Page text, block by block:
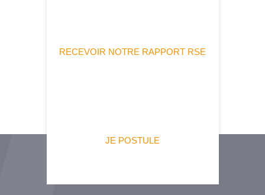
RECEVOIR NOTRE RAPPORT RSE
JE POSTULE